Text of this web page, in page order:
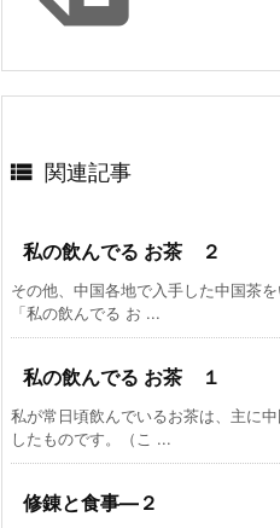
 関連記事
私の飲んでる お茶 ２
その他、中国各地で入手した中国茶
「私の飲んでる お ...
私の飲んでる お茶 １
私が常日頃飲んでいるお茶は、主に
したものです。（こ ...
修錬と食事―２